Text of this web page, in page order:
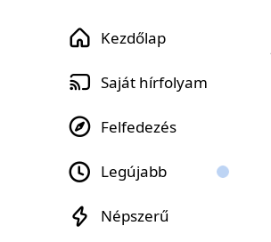
Kezdőlap
Saját hírfolyam
Felfedezés
Legújabb
Népszerű